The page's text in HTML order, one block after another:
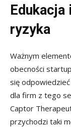
ryzyka
Ważnym
obecności
się
dla firm z tego
Captor
przychodzi taki